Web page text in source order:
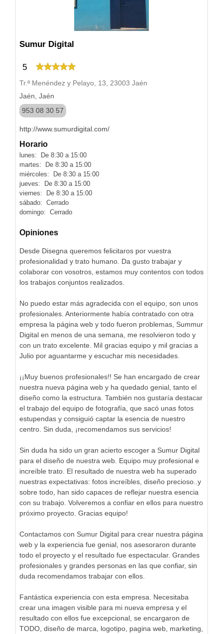
Sumur Digital
5
Tr.ª Menéndez y Pelayo, 13, 23003 Jaén
Jaén, Jaén
953 08 30 57
http://www.sumurdigital.com/
Horario
lunes: De 8:30 a 15:00
martes: De 8:30 a 15:00
miércoles: De 8:30 a 15:00
jueves: De 8:30 a 15:00
viernes: De 8:30 a 15:00
sábado: Cerrado
domingo: Cerrado
Opiniones
Desde Disegna queremos felicitaros por vuestra
profesionalidad y trato humano. Da gusto trabajar y
colaborar con vosotros, estamos muy contentos con todos
los trabajos conjuntos realizados.
No puedo estar más agradecida con el equipo, son unos
profesionales. Anteriormente había contratado con otra
empresa la página web y todo fueron problemas, Summur
Digital en menos de una semana, me resolvieron todo y
con un trato excelente. Mil gracias equipo y mil gracias a
Julio por aguantarme y escuchar mis necesidades.
¡¡Muy buenos profesionales!! Se han encargado de crear
nuestra nueva página web y ha quedado genial, tanto el
diseño como la estructura. También nos gustaría destacar
el trabajo del equipo de fotografía, que sacó unas fotos
estupendas y consiguió captar la esencia de nuestro
centro. Sin duda, ¡recomendamos sus servicios!
Sin duda ha sido un gran acierto escoger a Sumur Digital
para el diseño de nuestra web. Equipo muy profesional e
increíble trato. El resultado de nuestra web ha superado
nuestras expectativas: fotos increíbles, diseño precioso..y
sobre todo, han sido capaces de reflejar nuestra esencia
con su trabajo. Volveremos a confiar en ellos para nuestro
próximo proyecto. Gracias equipo!
Contactamos con Sumur Digital para crear nuestra página
web y la experiencia fue genial, nos asesoraron durante
todo el proyecto y el resultado fue espectacular. Grandes
profesionales y grandes personas en las que confiar, sin
duda recomendamos trabajar con ellos.
Fantástica experiencia con esta empresa. Necesitaba
crear una imagen visible para mi nueva empresa y el
resultado con ellos fue excepcional, se encargaron de
TODO, diseño de marca, logotipo, pagina web, marketing,